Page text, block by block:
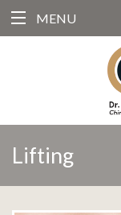
MENU
Lifting